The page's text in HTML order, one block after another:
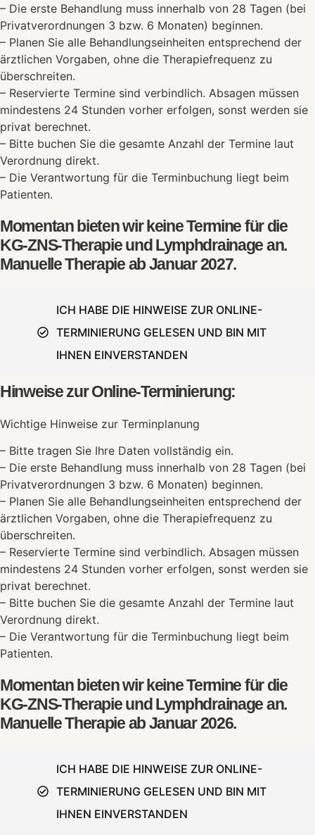
TERMIN BUCHEN
– Die erste Behandlung muss innerhalb von 28 Tagen (bei
Privatverordnungen 3 bzw. 6 Monaten) beginnen.
– Planen Sie alle Behandlungseinheiten entsprechend der
ärztlichen Vorgaben, ohne die Therapiefrequenz zu
überschreiten.
– Reservierte Termine sind verbindlich. Absagen müssen
mindestens 24 Stunden vorher erfolgen, sonst werden sie
privat berechnet.
– Bitte buchen Sie die gesamte Anzahl der Termine laut
Verordnung direkt.
– Die Verantwortung für die Terminbuchung liegt beim
Patienten.
Momentan bieten wir keine Termine für die
KG-ZNS-Therapie und Lymphdrainage an.
Manuelle Therapie ab Januar 2027.
ICH HABE DIE HINWEISE ZUR ONLINE-
TERMINIERUNG GELESEN UND BIN MIT
IHNEN EINVERSTANDEN
Hinweise zur Online-Terminierung:
Wichtige Hinweise zur Terminplanung
– Bitte tragen Sie Ihre Daten vollständig ein.
– Die erste Behandlung muss innerhalb von 28 Tagen (bei
Privatverordnungen 3 bzw. 6 Monaten) beginnen.
– Planen Sie alle Behandlungseinheiten entsprechend der
ärztlichen Vorgaben, ohne die Therapiefrequenz zu
überschreiten.
– Reservierte Termine sind verbindlich. Absagen müssen
mindestens 24 Stunden vorher erfolgen, sonst werden sie
privat berechnet.
– Bitte buchen Sie die gesamte Anzahl der Termine laut
Verordnung direkt.
– Die Verantwortung für die Terminbuchung liegt beim
Patienten.
Momentan bieten wir keine Termine für die
KG-ZNS-Therapie und Lymphdrainage an.
Manuelle Therapie ab Januar 2026.
ICH HABE DIE HINWEISE ZUR ONLINE-
TERMINIERUNG GELESEN UND BIN MIT
IHNEN EINVERSTANDEN